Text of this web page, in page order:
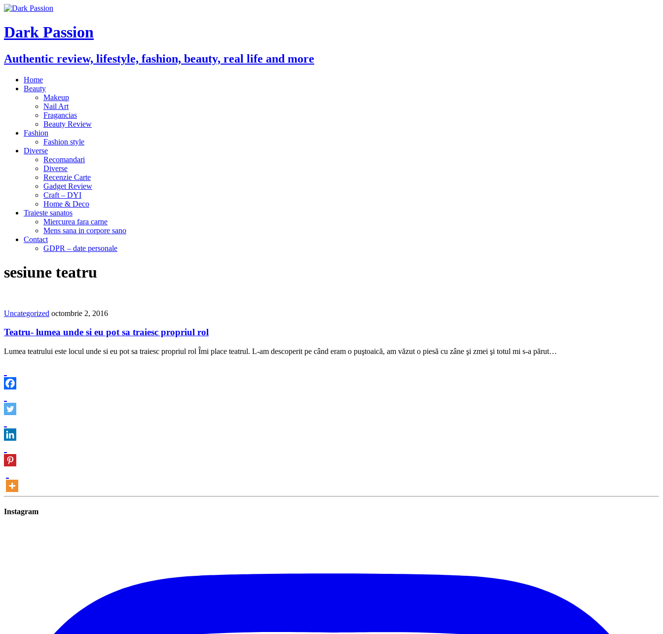
Dark Passion
Authentic review, lifestyle, fashion, beauty, real life and more
Home
Beauty
Makeup
Nail Art
Fragancias
Beauty Review
Fashion
Fashion style
Diverse
Recomandari
Diverse
Recenzie Carte
Gadget Review
Craft – DYI
Home & Deco
Traieste sanatos
Miercurea fara carne
Mens sana in corpore sano
Contact
GDPR – date personale
sesiune teatru
Uncategorized octombrie 2, 2016
Teatru- lumea unde si eu pot sa traiesc propriul rol
Lumea teatrului este locul unde si eu pot sa traiesc propriul rol Îmi place teatrul. L-am descoperit pe când eram o puştoaică, am văzut o piesă cu zâne şi zmei şi totul mi s-a părut…
Instagram